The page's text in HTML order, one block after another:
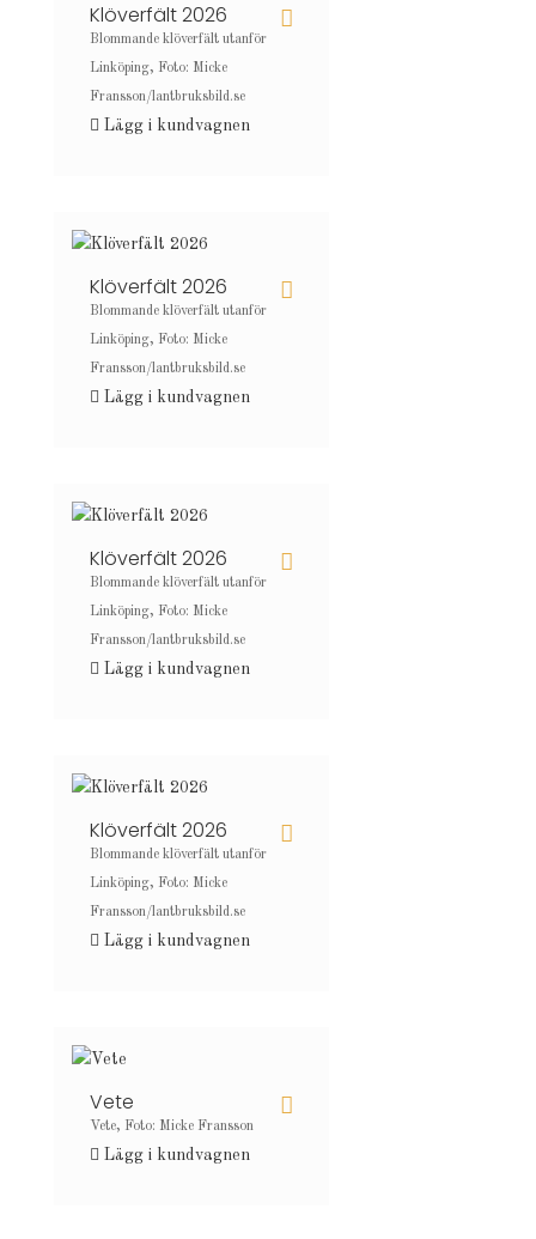
Klöverfält 2026
Blommande klöverfält utanför
Linköping, Foto: Micke
Fransson/lantbruksbild.se
Lägg i kundvagnen
Klöverfält 2026
Blommande klöverfält utanför
Linköping, Foto: Micke
Fransson/lantbruksbild.se
Lägg i kundvagnen
Klöverfält 2026
Blommande klöverfält utanför
Linköping, Foto: Micke
Fransson/lantbruksbild.se
Lägg i kundvagnen
Klöverfält 2026
Blommande klöverfält utanför
Linköping, Foto: Micke
Fransson/lantbruksbild.se
Lägg i kundvagnen
Vete
Vete, Foto: Micke Fransson
Lägg i kundvagnen